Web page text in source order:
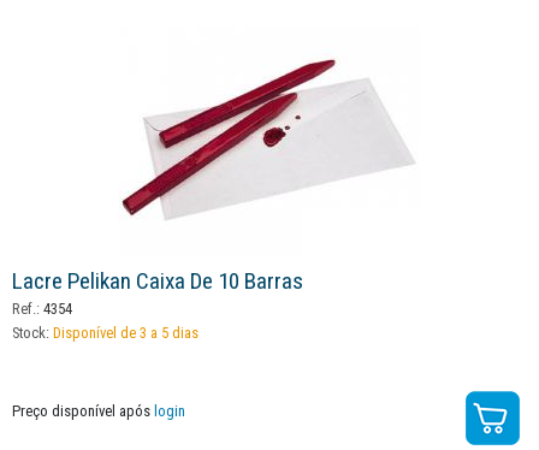
Lacre Pelikan Caixa De 10 Barras
Ref.: 4354
Stock: Disponível de 3 a 5 dias
Preço disponível após login